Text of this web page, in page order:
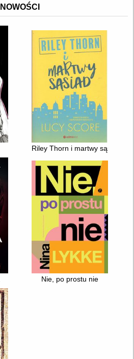
NOWOŚCI
Riley Thorn i martwy sąsiad
Nie, po prostu nie